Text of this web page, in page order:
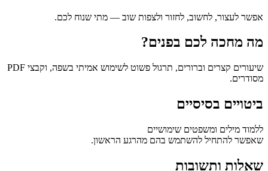
אפשר לעצור, לחשוב, לחזור ולצפות שוב — מתי שנוח לכם.
מה מחכה לכם בפנים?
שיעורים קצרים וברורים, תרגול פשוט לשימוש אמיתי בשפה, וקבצי PDF
מסודרים.
ביטויים בסיסיים
ללמוד מילים ומשפטים שימושיים
שאפשר להתחיל להשתמש בהם מהרגע הראשון.
שאלות ותשובות